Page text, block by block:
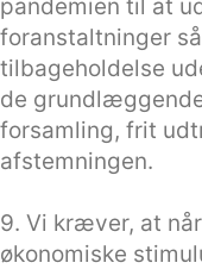
pandemien til at
foranstaltninger
tilbageholdelse
de
forsamling, frit
afstemningen.
9. Vi kræver, at
økonomiske